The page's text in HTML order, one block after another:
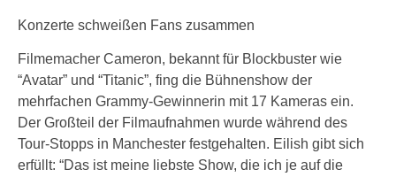
Konzerte schweißen Fans zusammen
Filmemacher Cameron, bekannt für Blockbuster wie
“Avatar” und “Titanic”, fing die Bühnenshow der
mehrfachen Grammy-Gewinnerin mit 17 Kameras ein.
Der Großteil der Filmaufnahmen wurde während des
Tour-Stopps in Manchester festgehalten. Eilish gibt sich
erfüllt: “Das ist meine liebste Show, die ich je auf die